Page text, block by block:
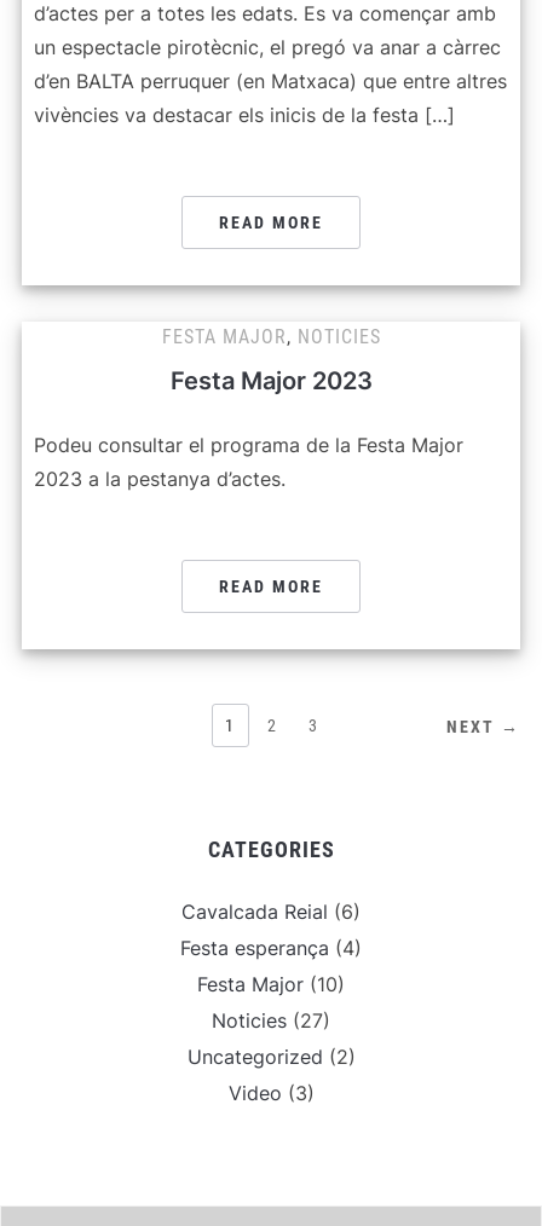
d’actes per a totes les edats. Es va començar amb
un espectacle pirotècnic, el pregó va anar a càrrec
d’en BALTA perruquer (en Matxaca) que entre altres
vivències va destacar els inicis de la festa […]
READ MORE
FESTA MAJOR, NOTICIES
Festa Major 2023
Podeu consultar el programa de la Festa Major
2023 a la pestanya d’actes.
READ MORE
1 2 3 NEXT →
CATEGORIES
Cavalcada Reial (6)
Festa esperança (4)
Festa Major (10)
Noticies (27)
Uncategorized (2)
Video (3)